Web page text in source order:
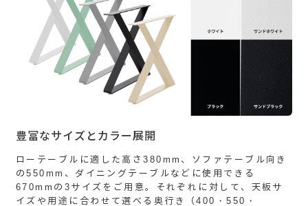
豊富なサイズとカラー展開
ローテーブルに適した高さ380mm、ソファテーブル向き
の550mm、ダイニングテーブルなどに使用できる
670mmの3サイズをご用意。それぞれに対して、天板サ
イズや用途に合わせて選べる奥行き（400・550・